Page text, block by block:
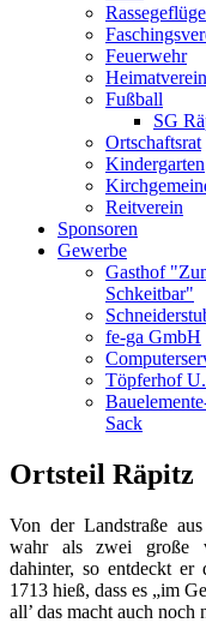
Feuerwehr
Heimatverein
Fußball
SG
Ortschaftsrat
Kindergarten
Reitverein
Sponsoren
Gewerbe
Gasthof
Schkeitbar"
fe-ga GmbH
Töpferhof
Sack
Ortsteil Räpitz
Von der Landstraße
wahr als zwei große
dahinter, so entdeckt
1713 hieß, dass es „im
all’ das macht auch noch